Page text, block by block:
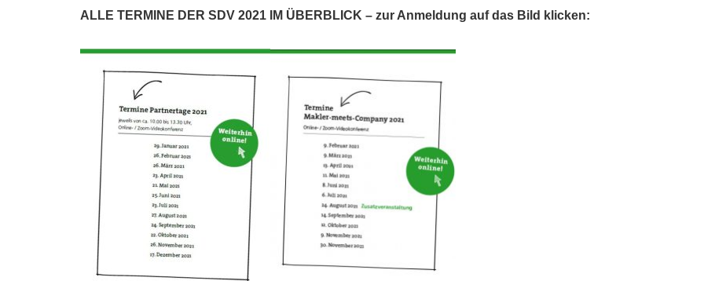
ALLE TERMINE DER SDV 2021 IM ÜBERBLICK – zur Anmeldung auf das Bild klicken: